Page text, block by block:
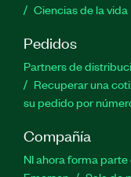
Ciencias de la vida
Pedidos
Partners de
Recuperar una
su pedido por
Compañía
NI ahora forma